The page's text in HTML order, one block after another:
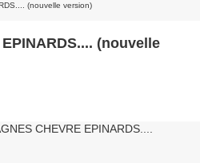
(nouvelle version)
(nouvelle